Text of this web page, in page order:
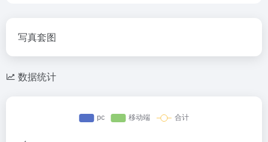
写真套图
数据统计